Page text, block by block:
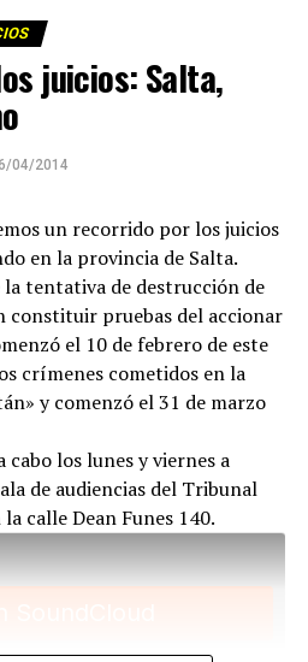
terratenientes, políticos y
Wenceslao Perdernera,
dictadura y a tantos otros
en los ocho meses que
historia de la lucha por la
organizarse.
www.radiolavaca.org
de reproducción libre y
que nos escriban a
juicios: Salta,
04/2014
un recorrido por los juicios
en la provincia de Salta.
tentativa de destrucción de
constituir pruebas del accionar
el 10 de febrero de este
crímenes cometidos en la
y comenzó el 31 de marzo
cabo los lunes y viernes a
de audiencias del Tribunal
calle Dean Funes 140.